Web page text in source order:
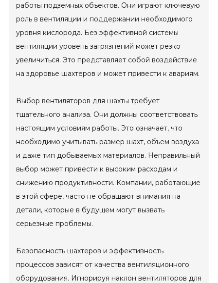
работы подземных объектов. Они играют ключевую
роль в вентиляции и поддержании необходимого
уровня кислорода. Без эффективной системы
вентиляции уровень загрязнений может резко
увеличиться. Это представляет собой воздействие
на здоровье шахтеров и может привести к авариям.
Выбор вентиляторов для шахты требует
тщательного анализа. Они должны соответствовать
настоящим условиям работы. Это означает, что
необходимо учитывать размер шахт, объем воздуха
и даже тип добываемых материалов. Неправильный
выбор может привести к высоким расходам и
снижению продуктивности. Компании, работающие
в этой сфере, часто не обращают внимания на
детали, которые в будущем могут вызвать
серьезные проблемы.
Безопасность шахтеров и эффективность
процессов зависят от качества вентиляционного
оборудования. Игнорируя наклон вентиляторов для